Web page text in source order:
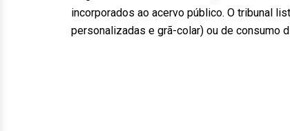
incorporados ao acervo público. O tribunal
personalizadas e grã-colar) ou de consumo